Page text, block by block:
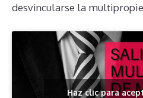
desvincularse la
Haz clic para